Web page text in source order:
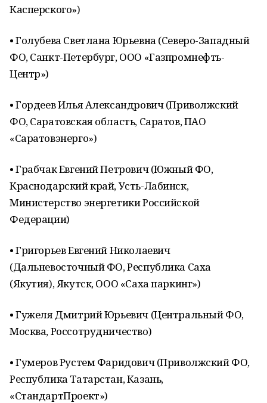
Касперского»)
• Голубева Светлана Юрьевна (Северо-Западный
ФО, Санкт-Петербург, ООО «Газпромнефть-
Центр»)
• Гордеев Илья Александрович (Приволжский
ФО, Саратовская область, Саратов, ПАО
«Саратовэнерго»)
• Грабчак Евгений Петрович (Южный ФО,
Краснодарский край, Усть-Лабинск,
Министерство энергетики Российской
Федерации)
• Григорьев Евгений Николаевич
(Дальневосточный ФО, Республика Саха
(Якутия), Якутск, ООО «Саха паркинг»)
• Гужеля Дмитрий Юрьевич (Центральный ФО,
Москва, Россотрудничество)
• Гумеров Рустем Фаридович (Приволжский ФО,
Республика Татарстан, Казань,
«СтандартПроект»)